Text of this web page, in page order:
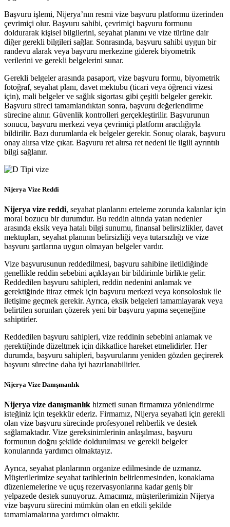
Başvuru işlemi, Nijerya’nın resmi vize başvuru platformu üzerinden
çevrimiçi olur. Başvuru sahibi, çevrimiçi başvuru formunu
doldurarak kişisel bilgilerini, seyahat planını ve vize türüne dair
diğer gerekli bilgileri sağlar. Sonrasında, başvuru sahibi uygun bir
randevu alarak veya başvuru merkezine giderek biyometrik
verilerini ve gerekli belgelerini sunar.
Gerekli belgeler arasında pasaport, vize başvuru formu, biyometrik
fotoğraf, seyahat planı, davet mektubu (ticari veya öğrenci vizesi
için), mali belgeler ve sağlık sigortası gibi çeşitli belgeler gerekir.
Başvuru süreci tamamlandıktan sonra, başvuru değerlendirme
sürecine alınır. Güvenlik kontrolleri gerçekleştirilir. Başvurunun
sonucu, başvuru merkezi veya çevrimiçi platform aracılığıyla
bildirilir. Bazı durumlarda ek belgeler gerekir. Sonuç olarak, başvuru
onay alırsa vize çıkar. Başvuru ret alırsa ret nedeni ile ilgili ayrıntılı
bilgi sağlanır.
Nijerya Vize Reddi
Nijerya vize reddi, seyahat planlarını erteleme zorunda kalanlar için
moral bozucu bir durumdur. Bu reddin altında yatan nedenler
arasında eksik veya hatalı bilgi sunumu, finansal belirsizlikler, davet
mektupları, seyahat planının belirsizliği veya tutarsızlığı ve vize
başvuru şartlarına uygun olmayan belgeler vardır.
Vize başvurusunun reddedilmesi, başvuru sahibine iletildiğinde
genellikle reddin sebebini açıklayan bir bildirimle birlikte gelir.
Reddedilen başvuru sahipleri, reddin nedenini anlamak ve
gerektiğinde itiraz etmek için başvuru merkezi veya konsolosluk ile
iletişime geçmek gerekir. Ayrıca, eksik belgeleri tamamlayarak veya
belirtilen sorunları çözerek yeni bir başvuru yapma seçeneğine
sahiptirler.
Reddedilen başvuru sahipleri, vize reddinin sebebini anlamak ve
gerektiğinde düzeltmek için dikkatlice hareket etmelidirler. Her
durumda, başvuru sahipleri, başvurularını yeniden gözden geçirerek
başvuru sürecine daha iyi hazırlanabilirler.
Nijerya Vize Danışmanlık
Nijerya vize danışmanlık hizmeti sunan firmamıza yönlendirme
isteğiniz için teşekkür ederiz. Firmamız, Nijerya seyahati için gerekli
olan vize başvuru sürecinde profesyonel rehberlik ve destek
sağlamaktadır. Vize gereksinimlerinin anlaşılması, başvuru
formunun doğru şekilde doldurulması ve gerekli belgeler
konularında yardımcı olmaktayız.
Ayrıca, seyahat planlarının organize edilmesinde de uzmanız.
Müşterilerimize seyahat tarihlerinin belirlenmesinden, konaklama
düzenlemelerine ve uçuş rezervasyonlarına kadar geniş bir
yelpazede destek sunuyoruz. Amacımız, müşterilerimizin Nijerya
vize başvuru sürecini mümkün olan en etkili şekilde
tamamlamalarına yardımcı olmaktır.